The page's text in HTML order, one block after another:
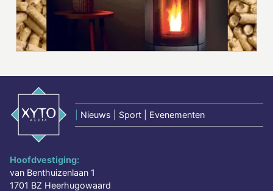
Nieuws | Sport | Evenementen
Hoofdvestiging:
van Benthuizenlaan 1
1701 BZ Heerhugowaard